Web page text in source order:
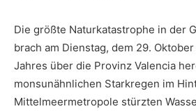
Die größte Naturkatastrophe in der
brach am Dienstag, dem 29.
Jahres über die Provinz Valencia
monsunähnlichen Starkregen im
Mittelmeermetropole stürzten